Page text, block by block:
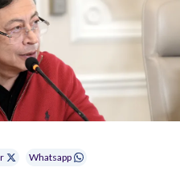
Whatsapp